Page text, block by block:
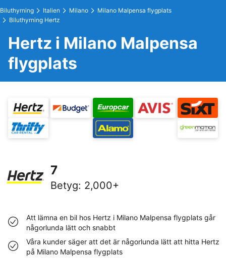
Biluthyrning Italien Milano
Milano Malpensa flygplats
Biluthyrning Hertz
Hertz i Milano Malpensa
flygplats
7
Betyg: 2,000+
Att lämna en bil hos Hertz i Milano Malpensa flygplats går
någorlunda lätt och snabbt
Våra kunder säger att det är någorlunda lätt att hitta Hertz
på Milano Malpensa flygplats